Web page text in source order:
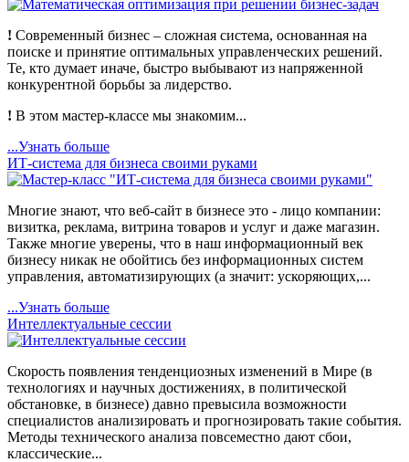
! Современный бизнес – сложная система, основанная на
поиске и принятие оптимальных управленческих решений.
Те, кто думает иначе, быстро выбывают из напряженной
конкурентной борьбы за лидерство.
! В этом мастер-классе мы знакомим...
...Узнать больше
ИТ-система для бизнеса своими руками
Многие знают, что веб-сайт в бизнесе это - лицо компании:
визитка, реклама, витрина товаров и услуг и даже магазин.
Также многие уверены, что в наш информационный век
бизнесу никак не обойтись без информационных систем
управления, автоматизирующих (а значит: ускоряющих,...
...Узнать больше
Интеллектуальные сессии
Скорость появления тенденциозных изменений в Мире (в
технологиях и научных достижениях, в политической
обстановке, в бизнесе) давно превысила возможности
специалистов анализировать и прогнозировать такие события.
Методы технического анализа повсеместно дают сбои,
классические...